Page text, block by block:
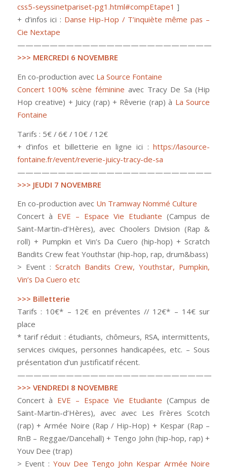
css5-seyssinetpariset-pg1.html#compEtape1 ]
+ d’infos ici : Danse Hip-Hop / T’inquiète même pas –
Cie Nextape
————————————————————————
>>> MERCREDI 6 NOVEMBRE
En co-production avec La Source Fontaine
Concert 100% scène féminine avec Tracy De Sa (Hip
Hop creative) + Juicy (rap) + Rêverie (rap) à La Source
Fontaine
Tarifs : 5€ / 6€ / 10€ / 12€
+ d’infos et billetterie en ligne ici :https://lasource-
fontaine.fr/event/reverie-juicy-tracy-de-sa
————————————————————————
>>> JEUDI 7 NOVEMBRE
En co-production avec Un Tramway Nommé Culture
Concert à EVE – Espace Vie Etudiante (Campus de
Saint-Martin-d’Hères), avec Choolers Division (Rap &
roll) + Pumpkin et Vin’s Da Cuero (hip-hop) + Scratch
Bandits Crew feat Youthstar (hip-hop, rap, drum&bass)
> Event : Scratch Bandits Crew, Youthstar, Pumpkin,
Vin’s Da Cuero etc
>>> Billetterie
Tarifs : 10€* – 12€ en préventes // 12€* – 14€ sur
place
* tarif réduit : étudiants, chômeurs, RSA, intermittents,
services civiques, personnes handicapées, etc. – Sous
présentation d’un justificatif récent.
————————————————————————
>>> VENDREDI 8 NOVEMBRE
Concert à EVE – Espace Vie Etudiante (Campus de
Saint-Martin-d’Hères), avec avec Les Frères Scotch
(rap) + Armée Noire (Rap / Hip-Hop) + Kespar (Rap –
RnB – Reggae/Dancehall) + Tengo John (hip-hop, rap) +
Youv Dee (trap)
> Event :Youv Dee Tengo John Kespar Armée Noire